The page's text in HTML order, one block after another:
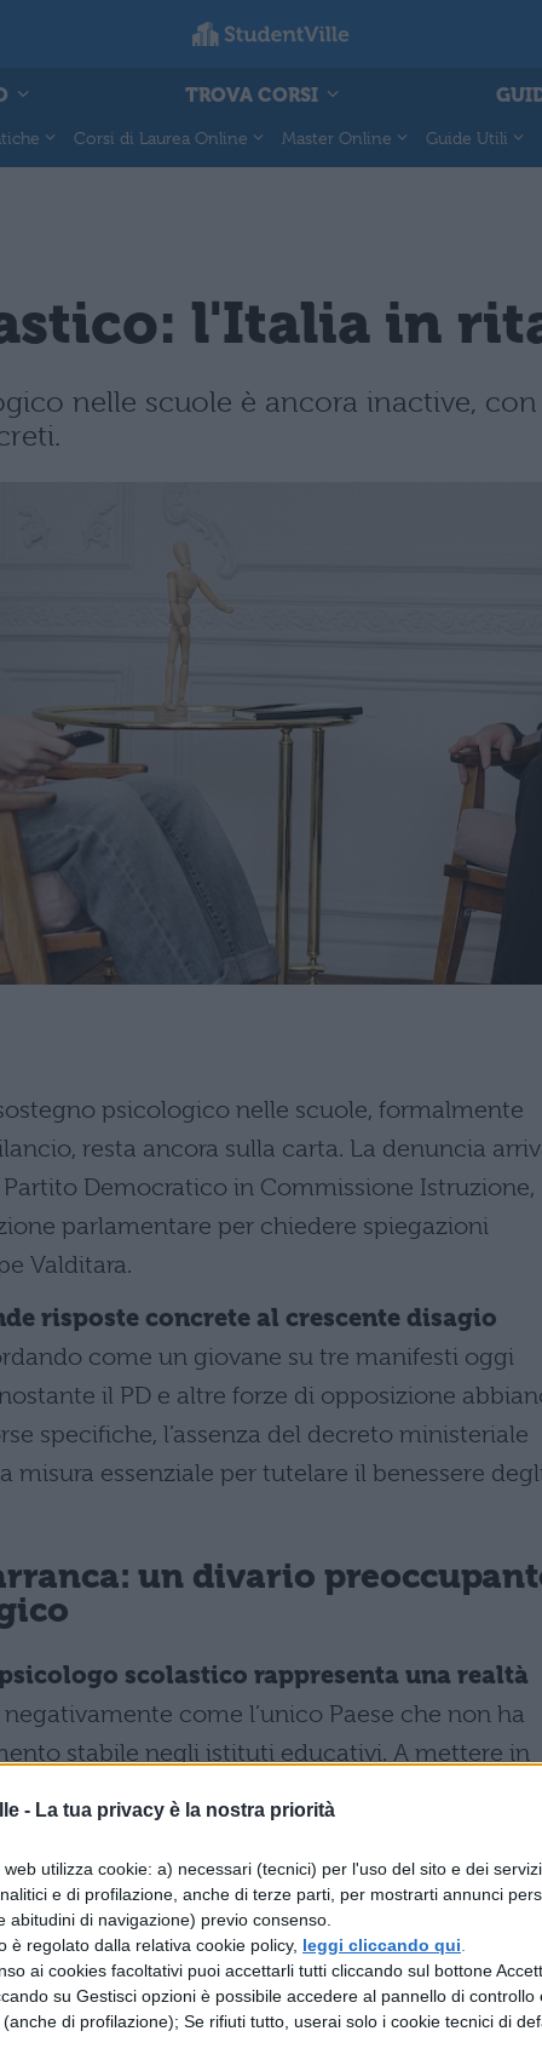
- La tua privacy è la nostra priorità
utilizza cookie: a) necessari (tecnici) per l'uso del sito e dei
e di profilazione, anche di terze parti, per mostrarti annunci
abitudini di navigazione) previo consenso.
è regolato dalla relativa cookie policy, leggi cliccando qui
ai cookies facoltativi puoi accettarli tutti cliccando sul bottone
su Gestisci opzioni è possibile accedere al pannello di controllo
di profilazione); Se rifiuti tutto, userai solo i cookie tecnici di
TROVA CORSI
Corsi di Laurea Online Master Online Guide Utili
l'Italia in
nelle scuole è ancora inactive,
psicologico nelle scuole, formalmente
resta ancora sulla carta. La denuncia
Democratico in Commissione Istruzione,
parlamentare per chiedere spiegazioni
Valditara.
risposte concrete al crescente disagio
come un giovane su tre manifesti oggi
il PD e altre forze di opposizione
specifiche, l’assenza del decreto ministeriale
misura essenziale per tutelare il benessere
arranca: un divario
scolastico rappresenta una realtà
negativamente come l’unico Paese che non ha
stabile negli istituti educativi. A mettere in
Forza Italia Mario Occhiuto, promotore di un
finalizzato a istituzionalizzare
professionale.
stanno già implementando autonomamente
sottolinea Occhiuto, evidenziando però come
disparità territoriali, diretta
normativa nazionale uniforme. L’obiettivo della